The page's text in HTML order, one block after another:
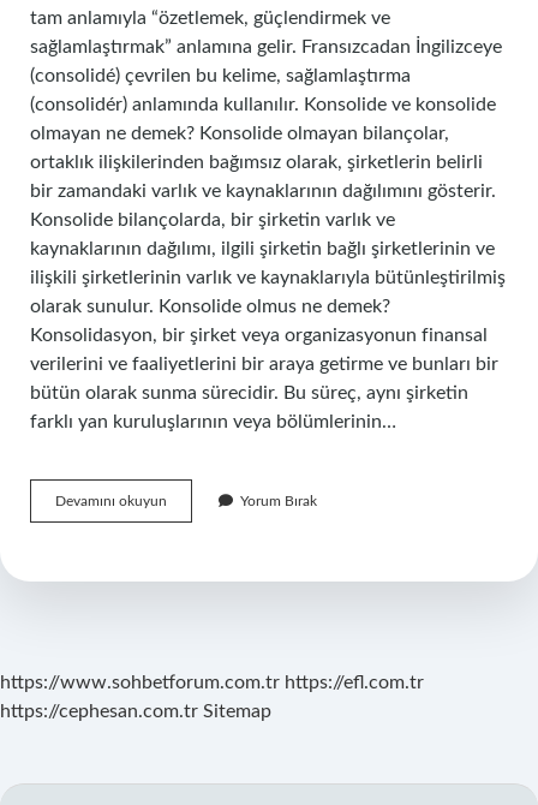
tam anlamıyla “özetlemek, güçlendirmek ve
sağlamlaştırmak” anlamına gelir. Fransızcadan İngilizceye
(consolidé) çevrilen bu kelime, sağlamlaştırma
(consolidér) anlamında kullanılır. Konsolide ve konsolide
olmayan ne demek? Konsolide olmayan bilançolar,
ortaklık ilişkilerinden bağımsız olarak, şirketlerin belirli
bir zamandaki varlık ve kaynaklarının dağılımını gösterir.
Konsolide bilançolarda, bir şirketin varlık ve
kaynaklarının dağılımı, ilgili şirketin bağlı şirketlerinin ve
ilişkili şirketlerinin varlık ve kaynaklarıyla bütünleştirilmiş
olarak sunulur. Konsolide olmus ne demek?
Konsolidasyon, bir şirket veya organizasyonun finansal
verilerini ve faaliyetlerini bir araya getirme ve bunları bir
bütün olarak sunma sürecidir. Bu süreç, aynı şirketin
farklı yan kuruluşlarının veya bölümlerinin…
Devamını okuyun Konsolide
Hesap
Yorum Bırak
https://www.sohbetforum.com.tr https://efl.com.tr
https://cephesan.com.tr Sitemap